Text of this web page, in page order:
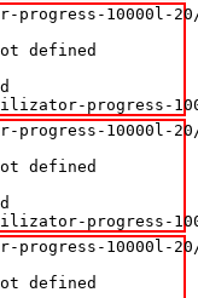
10000l-20/
defined
progress-
10000l-20/
defined
progress-
10000l-20/
defined